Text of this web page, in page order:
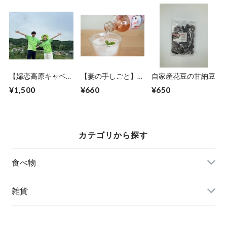
【嬬恋高原キャベツ
ズ】オリジナルTシ
¥1,500
【妻の手しごと】愛
２本入り
¥660
自家産花豆の甘納豆
¥650
カテゴリから探す
食べ物
特産品
雑貨